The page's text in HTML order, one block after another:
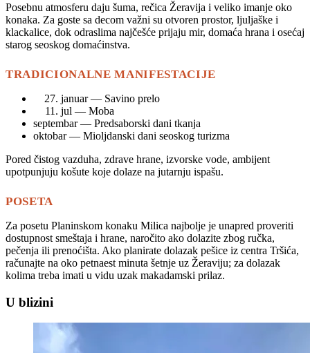
Posebnu atmosferu daju šuma, rečica Žeravija i veliko imanje oko
konaka. Za goste sa decom važni su otvoren prostor, ljuljaške i
klackalice, dok odraslima najčešće prijaju mir, domaća hrana i osećaj
starog seoskog domaćinstva.
TRADICIONALNE MANIFESTACIJE
januar — Savino prelo
jul — Moba
septembar — Predsaborski dani tkanja
oktobar — Mioljdanski dani seoskog turizma
Pored čistog vazduha, zdrave hrane, izvorske vode, ambijent
upotpunjuju košute koje dolaze na jutarnju ispašu.
POSETA
Za posetu Planinskom konaku Milica najbolje je unapred proveriti
dostupnost smeštaja i hrane, naročito ako dolazite zbog ručka,
pečenja ili prenoćišta. Ako planirate dolazak pešice iz centra Tršića,
računajte na oko petnaest minuta šetnje uz Žeraviju; za dolazak
kolima treba imati u vidu uzak makadamski prilaz.
U blizini